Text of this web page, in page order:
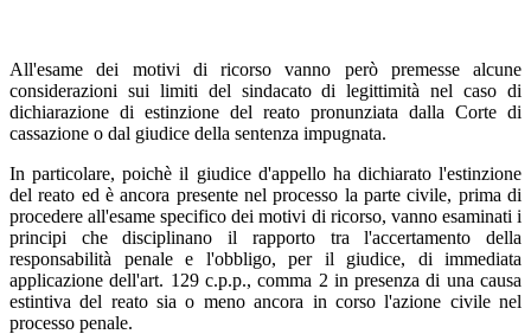
All'esame dei motivi di ricorso vanno però premesse alcune
considerazioni sui limiti del sindacato di legittimità nel caso di
dichiarazione di estinzione del reato pronunziata dalla Corte di
cassazione o dal giudice della sentenza impugnata.
In particolare, poichè il giudice d'appello ha dichiarato l'estinzione
del reato ed è ancora presente nel processo la parte civile, prima di
procedere all'esame specifico dei motivi di ricorso, vanno esaminati i
principi che disciplinano il rapporto tra l'accertamento della
responsabilità penale e l'obbligo, per il giudice, di immediata
applicazione dell'art. 129 c.p.p., comma 2 in presenza di una causa
estintiva del reato sia o meno ancora in corso l'azione civile nel
processo penale.